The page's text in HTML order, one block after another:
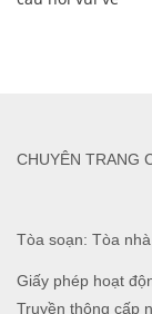
Tòa soạn: Tòa
Giấy phép hoạt
Truyền thông cấp
CHUYÊN TRANG